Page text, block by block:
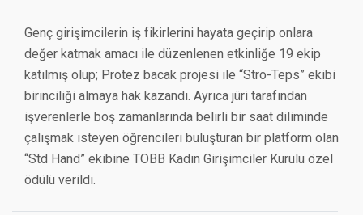
Genç girişimcilerin iş fikirlerini hayata geçirip onlara
değer katmak amacı ile düzenlenen etkinliğe 19 ekip
katılmış olup; Protez bacak projesi ile “Stro-Teps” ekibi
birinciliği almaya hak kazandı. Ayrıca jüri tarafından
işverenlerle boş zamanlarında belirli bir saat diliminde
çalışmak isteyen öğrencileri buluşturan bir platform olan
“Std Hand” ekibine TOBB Kadın Girişimciler Kurulu özel
ödülü verildi.